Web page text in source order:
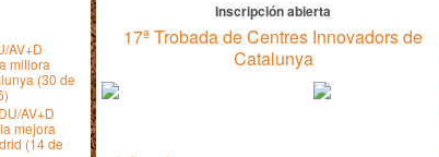
AV+D
millora
(30 de
AV+D
mejora
(14 de
Inscripción abierta
17ª Trobada de Centres Innovadors de
Catalunya